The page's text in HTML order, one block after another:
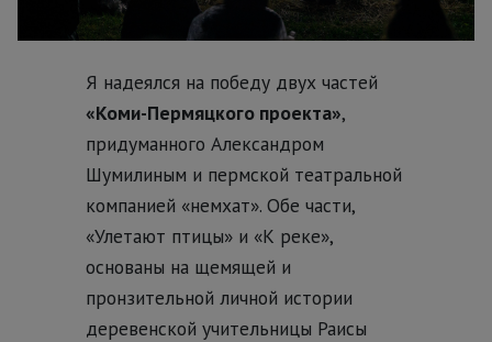
Я надеялся на победу двух частей
«Коми-Пермяцкого проекта»,
придуманного Александром
Шумилиным и пермской театральной
компанией «немхат». Обе части,
«Улетают птицы» и «К реке»,
основаны на щемящей и
пронзительной личной истории
деревенской учительницы Раисы